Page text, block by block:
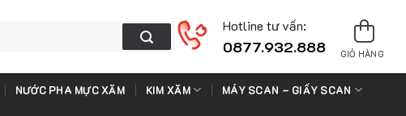
Hotline tư vấn:
0877.932.888 GIỎ HÀNG
NƯỚC PHA MỰC XĂM KIM XĂM MÁY SCAN – GIẤY SCAN